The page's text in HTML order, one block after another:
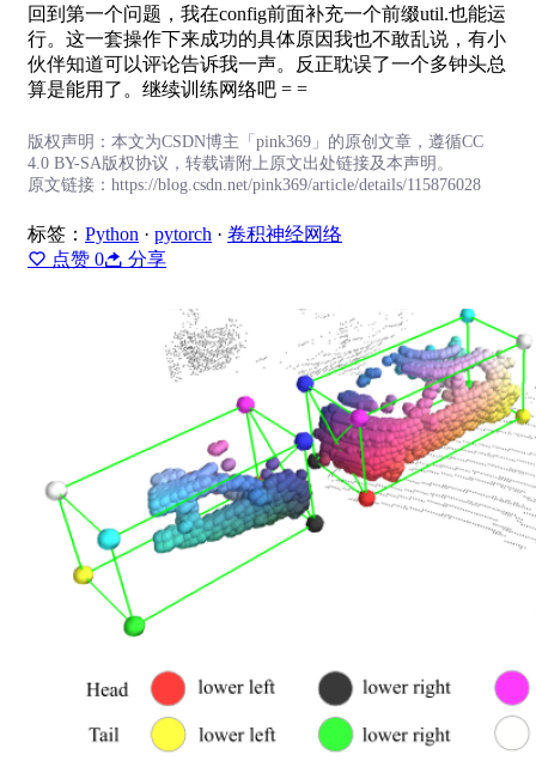
回到第一个问题，我在config前面补充一个前缀util.也能运
行。这一套操作下来成功的具体原因我也不敢乱说，有小
伙伴知道可以评论告诉我一声。反正耽误了一个多钟头总
算是能用了。继续训练网络吧 = =
版权声明：本文为CSDN博主「pink369」的原创文章，遵循CC
4.0 BY-SA版权协议，转载请附上原文出处链接及本声明。
原文链接：https://blog.csdn.net/pink369/article/details/115876028
标签： Python · pytorch · 卷积神经网络
点赞 0 分享